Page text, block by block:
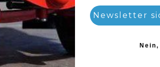
Menü
Newsletter